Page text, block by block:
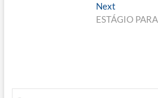
Next
post:
ESTÁGIO